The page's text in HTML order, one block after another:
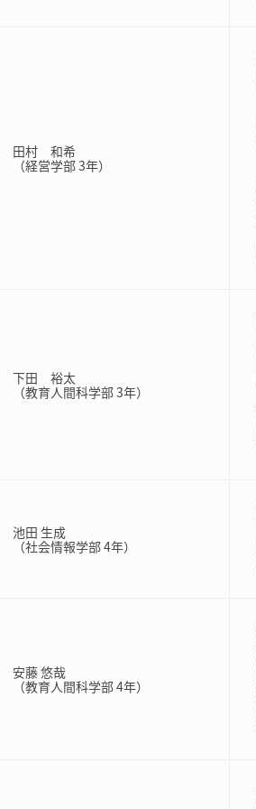
田村 和希
（経営学部 3年）
下田 裕太
（教育人間科学部 3年）
池田 生成
（社会情報学部 4年）
安藤 悠哉
（教育人間科学部 4年）